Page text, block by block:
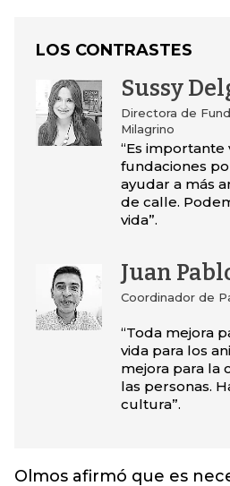
LOS CONTRASTES
Sussy
Directora de
Milagrino
“Es importante
fundaciones
ayudar a más
de calle.
vida”.
Juan
Coordinador de
“Toda mejora
vida para los
mejora para la
las personas.
cultura”.
Olmos afirmó que es